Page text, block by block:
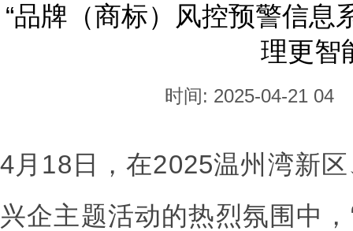
“品牌（商标）风控预警信息
理更智
时间: 2025-04-21 04
4月18日，在2025温州湾新
兴企主题活动的热烈氛围中